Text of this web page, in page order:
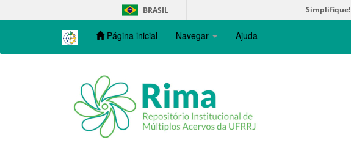
navigation
BRASIL Simplifique!
Página inicial Navegar Ajuda